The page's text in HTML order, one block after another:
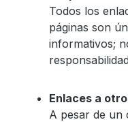
Todos los
páginas son
informativos;
Enlaces a
A pesar de un